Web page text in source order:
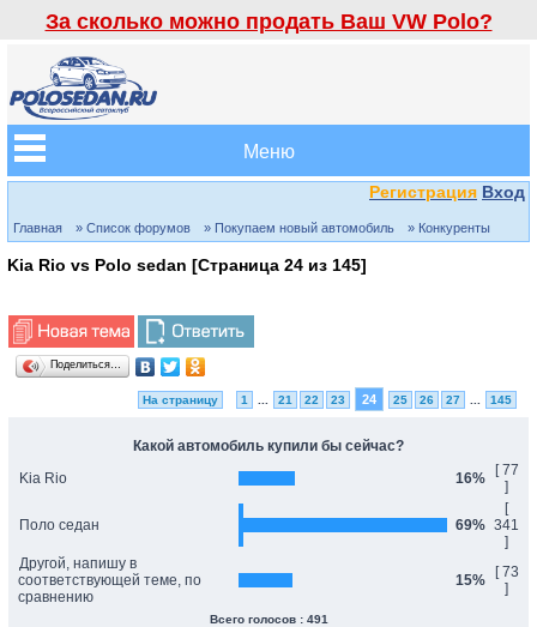
За сколько можно продать Ваш VW Polo?
Меню
Регистрация Вход
Главная » Список форумов » Покупаем новый автомобиль » Конкуренты
Kia Rio vs Polo sedan [Страница 24 из 145]
Поделиться…
На страницу 1 21 22 23 24 25 26 27 145
Какой автомобиль купили бы сейчас?
Kia Rio
16%
[ 77
]
Поло седан 69%
[
341
]
Другой, напишу в
соответствующей теме, по
сравнению
15%
[ 73
]
Всего голосов : 491